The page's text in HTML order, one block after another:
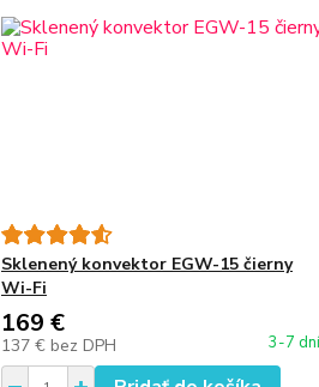
Sklenený konvektor EGW-15 čierny
Wi-Fi
169 €
137 € bez DPH 3-7